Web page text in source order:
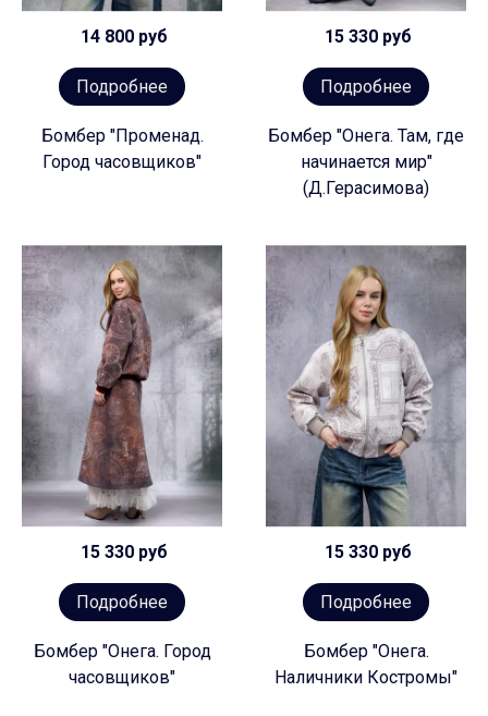
14 800 руб
Подробнее
Бомбер "Променад.
Город часовщиков"
15 330 руб
Подробнее
Бомбер "Онега. Там, где
начинается мир"
(Д.Герасимова)
15 330 руб
Подробнее
Бомбер "Онега. Город
часовщиков"
15 330 руб
Подробнее
Бомбер "Онега.
Наличники Костромы"